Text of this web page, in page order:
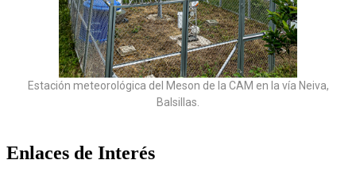
Estación meteorológica del Meson de la CAM en la vía Neiva,
Balsillas.
Enlaces de Interés